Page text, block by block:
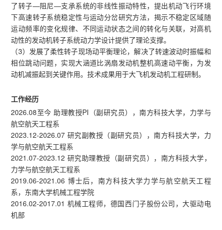
了转子—阻尼—支承系统的非线性振动特性，提出机动飞行环境
下高速转子系统稳定性与运动分岔研究方法，揭示不稳定区域随
运动频率的变化规律、不同运动状态之间的转化与关联，对高机
动性的发动机转子系统动力学设计提供了理论支撑。
（3）发展了柔性转子现场动平衡理论，解决了转速波动时振幅和
相位跳动问题，实现大涵道比涡扇发动机整机高速动平衡，为发
动机减振起到关键作用。技术成果用于大飞机发动机工程研制。
工作经历
2026.08至今 助理教授PI（副研究员），南方科技大学，力学与
航空航天工程系
2023.12-2026.07 研究副教授（副研究员），南方科技大学，力
学与航空航天工程系
2021.07-2023.12 研究助理教授（副研究员），南方科技大学，
力学与航空航天工程系
2019.06-2021.06 博士后，南方科技大学力学与航空航天工程
系，东南大学机械工程学院
2016.02-2017.01 机械工程师，德国西门子股份公司，大驱动电
机部